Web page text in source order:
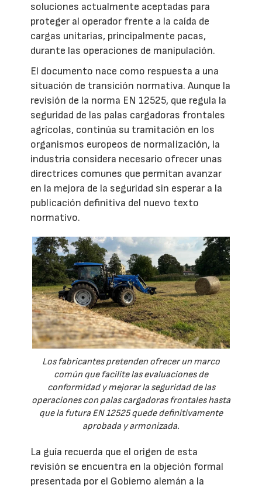
soluciones actualmente aceptadas para
proteger al operador frente a la caída de
cargas unitarias, principalmente pacas,
durante las operaciones de manipulación.
El documento nace como respuesta a una
situación de transición normativa. Aunque la
revisión de la norma EN 12525, que regula la
seguridad de las palas cargadoras frontales
agrícolas, continúa su tramitación en los
organismos europeos de normalización, la
industria considera necesario ofrecer unas
directrices comunes que permitan avanzar
en la mejora de la seguridad sin esperar a la
publicación definitiva del nuevo texto
normativo.
Los fabricantes pretenden ofrecer un marco
común que facilite las evaluaciones de
conformidad y mejorar la seguridad de las
operaciones con palas cargadoras frontales hasta
que la futura EN 12525 quede definitivamente
aprobada y armonizada.
La guía recuerda que el origen de esta
revisión se encuentra en la objeción formal
presentada por el Gobierno alemán a la